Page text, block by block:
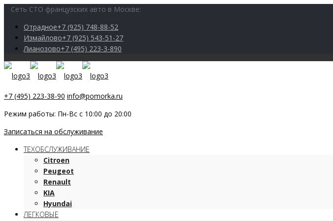
Сеть СТО французских авто в Москве:
Отрадное+7 (925) 748-88-52
Измайлово+7 (925) 543-51-27
Лианозово+7 (495) 223-3-890
+7 (495) 223-38-90 info@pomorka.ru
Режим работы: Пн-Вс с 10:00 до 20:00
Записаться на обслуживание
ТЕХОБСЛУЖИВАНИЕ
Citroen
Peugeot
Renault
KIA
Hyundai
ЛЕГКОВЫЕ